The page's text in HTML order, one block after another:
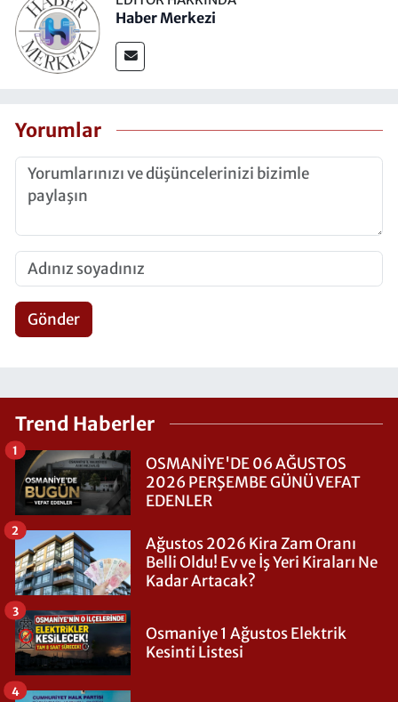
Haber Merkezi
Yorumlar
Gönder
Trend Haberler
OSMANİYE'DE 06 AĞUSTOS
2026 PERŞEMBE GÜNÜ VEFAT
EDENLER
1
Ağustos 2026 Kira Zam Oranı
Belli Oldu! Ev ve İş Yeri Kiraları Ne
Kadar Artacak?
2
Osmaniye 1 Ağustos Elektrik
Kesinti Listesi
3
4